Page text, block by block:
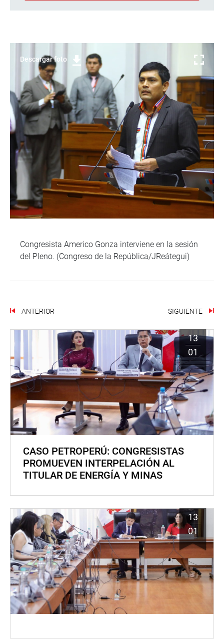
Descargar foto
Congresista Americo Gonza interviene en la sesión
del Pleno. (Congreso de la República/JReátegui)
ANTERIOR SIGUIENTE
13
01
CASO PETROPERÚ: CONGRESISTAS
PROMUEVEN INTERPELACIÓN AL
TITULAR DE ENERGÍA Y MINAS
13
01